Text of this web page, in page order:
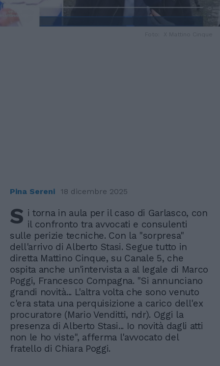
Pina Sereni 18 dicembre 2025
S i torna in aula per il caso di Garlasco, con
il confronto tra avvocati e consulenti
sulle perizie tecniche. Con la "sorpresa"
dell'arrivo di Alberto Stasi. Segue tutto in
diretta Mattino Cinque, su Canale 5, che
ospita anche un'intervista a al legale di Marco
Poggi, Francesco Compagna. "Si annunciano
grandi novità... L'altra volta che sono venuto
c'era stata una perquisizione a carico dell'ex
procuratore (Mario Venditti, ndr). Oggi la
presenza di Alberto Stasi... Io novità dagli atti
non le ho viste", afferma l'avvocato del
fratello di Chiara Poggi.